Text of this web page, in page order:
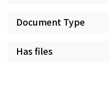
Document Type
Has files